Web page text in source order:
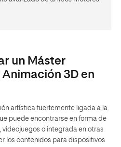
un Máster
3D en
artística fuertemente ligada a la
puede encontrarse en forma de
o integrada en otras
los contenidos para dispositivos